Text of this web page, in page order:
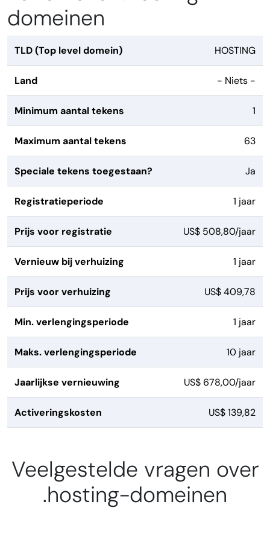
domeinen
TLD (Top level domein) HOSTING
Land - Niets -
Minimum aantal tekens 1
Maximum aantal tekens 63
Speciale tekens toegestaan? Ja
Registratieperiode 1 jaar
Prijs voor registratie US$ 508,80/jaar
Vernieuw bij verhuizing 1 jaar
Prijs voor verhuizing US$ 409,78
Min. verlengingsperiode 1 jaar
Maks. verlengingsperiode 10 jaar
Jaarlijkse vernieuwing US$ 678,00/jaar
Activeringskosten US$ 139,82
Veelgestelde vragen over
.hosting-domeinen